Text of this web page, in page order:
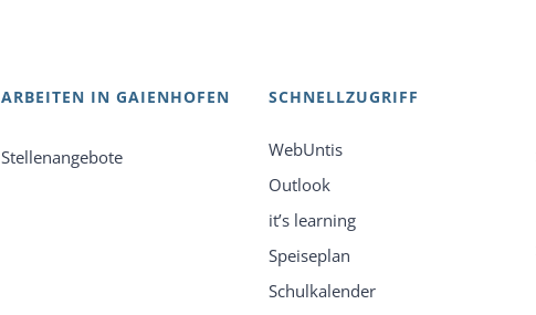
ARBEITEN IN GAIENHOFEN
Stellenangebote
SCHNELLZUGRIFF
WebUntis
Outlook
it’s learning
Speiseplan
Schulkalender